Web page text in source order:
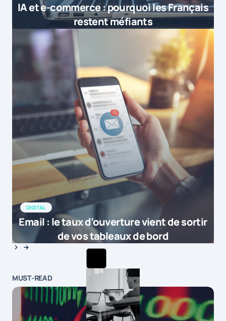
IA et e-commerce : pourquoi les Français
restent méfiants
DIGITAL
Email : le taux d’ouverture vient de sortir
de vos tableaux de bord
MUST-READ